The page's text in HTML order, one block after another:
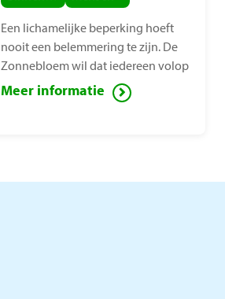
Een lichamelijke beperking hoeft
nooit een belemmering te zijn. De
Zonnebloem wil dat iedereen volop
van het leven kan genieten, ook
mensen met een lichamelijke
Meer informatie